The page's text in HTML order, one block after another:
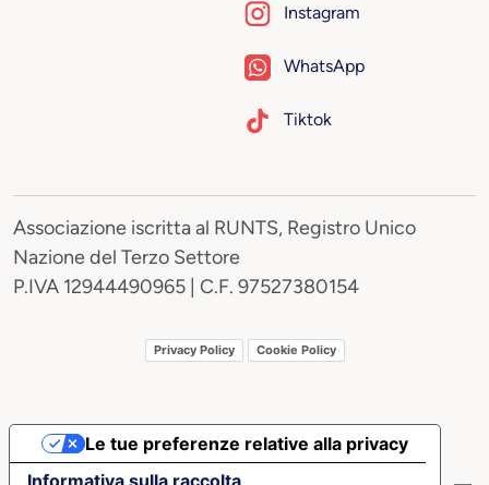
Instagram
WhatsApp
Tiktok
Associazione iscritta al RUNTS, Registro Unico
Nazione del Terzo Settore
P.IVA 12944490965 | C.F. 97527380154
Privacy Policy Cookie Policy
Informativa sulla raccolta
Le tue preferenze relative alla privacy